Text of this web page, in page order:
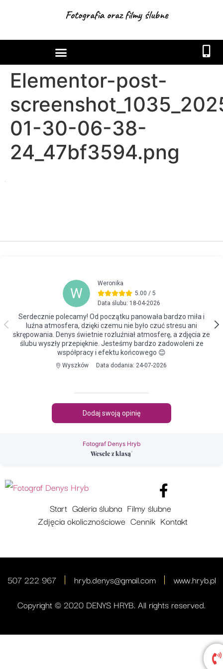
Fotografia oraz filmy ślubne
Elementor-post-
01-30-06-38-
24_47bf3594.png
Fotograf Denys Hryb
Start Galeria ślubna Filmy ślubne
Zdjęcia okolicznościowe Cennik Kontakt
Copyright © 2020 DENYS HRYB. All rights reserved.
507 222 967 hryb.denys@gmail.com www.hryb.pl